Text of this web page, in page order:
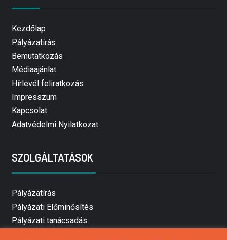
Kezdőlap
Pályázatírás
Bemutatkozás
Médiaajánlat
Hírlevél feliratkozás
Impresszum
Kapcsolat
Adatvédelmi Nyilatkozat
SZOLGÁLTATÁSOK
Pályázatírás
Pályázati Előminősítés
Pályázati tanácsadás